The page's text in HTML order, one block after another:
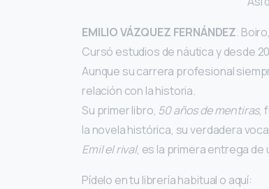
EMILIO VÁZQUEZ FERNÁNDEZ.
Cursó estudios de náutica y desde
Aunque su carrera profesional
relación con la historia.
Su primer libro, 50 años de mentiras,
la novela histórica, su verdadera
Emil el rival, es la primera entrega
Pídelo en tu librería habitual o aquí: